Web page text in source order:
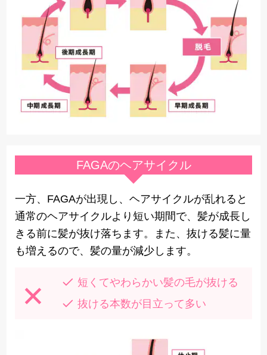
FAGAのヘアサイクル
一方、FAGAが出現し、ヘアサイクルが乱れると
通常のヘアサイクルより短い期間で、髪が成長し
きる前に髪が抜け落ちます。また、抜ける髪に量
も増えるので、髪の量が減少します。
短くてやわらかい髪の毛が抜ける
抜ける本数が目立って多い